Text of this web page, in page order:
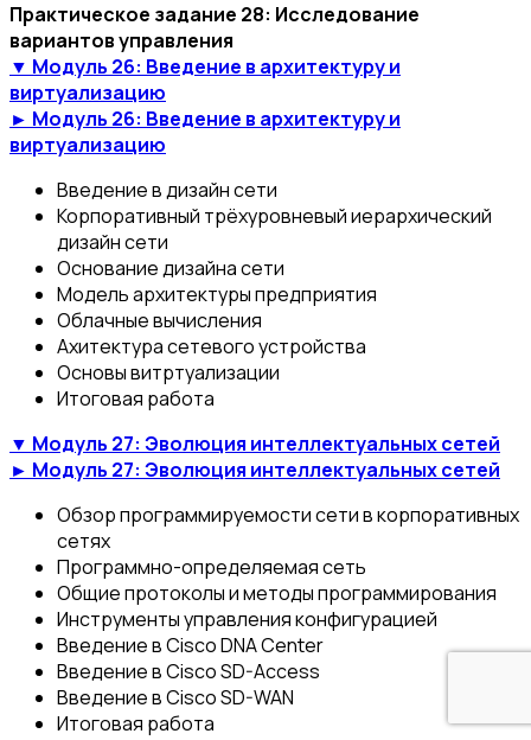
Практическое задание 28: Исследование
вариантов управления
▼ Модуль 26: Введение в архитектуру и
виртуализацию
► Модуль 26: Введение в архитектуру и
виртуализацию
Введение в дизайн сети
Корпоративный трёхуровневый иерархический
дизайн сети
Основание дизайна сети
Модель архитектуры предприятия
Облачные вычисления
Ахитектура сетевого устройства
Основы витртуализации
Итоговая работа
▼ Модуль 27: Эволюция интеллектуальных сетей
► Модуль 27: Эволюция интеллектуальных сетей
Обзор программируемости сети в корпоративных
сетях
Программно-определяемая сеть
Общие протоколы и методы программирования
Инструменты управления конфигурацией
Введение в Cisco DNA Center
Введение в Cisco SD-Access
Введение в Cisco SD-WAN
Итоговая работа